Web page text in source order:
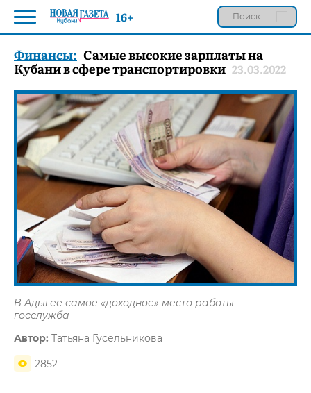
Финансы: Самые высокие зарплаты на
Кубани в сфере транспортировки 23.03.2022
В Адыгее самое «доходное» место работы –
госслужба
Автор: Татьяна Гусельникова
2852
16+